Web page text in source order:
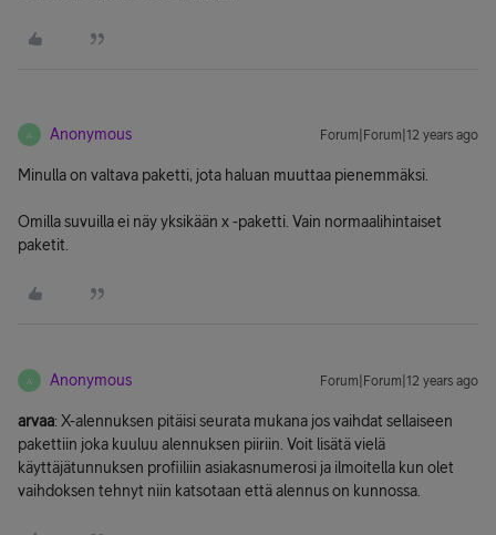
A Anonymous Forum|Forum|12 years ago
Minulla on valtava paketti, jota haluan muuttaa pienemmäksi.
Omilla suvuilla ei näy yksikään x -paketti. Vain normaalihintaiset
paketit.
A Anonymous Forum|Forum|12 years ago
arvaa: X-alennuksen pitäisi seurata mukana jos vaihdat sellaiseen
pakettiin joka kuuluu alennuksen piiriin. Voit lisätä vielä
käyttäjätunnuksen profiiliin asiakasnumerosi ja ilmoitella kun olet
vaihdoksen tehnyt niin katsotaan että alennus on kunnossa.